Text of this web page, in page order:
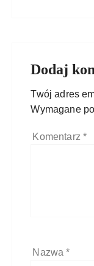
Dodaj
Twój adres
Wymagane
Komentarz *
Nazwa*